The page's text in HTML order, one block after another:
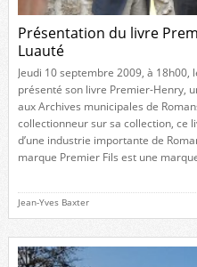
Présentation du livre
Luauté
Jeudi 10 septembre 2009, à 18h00,
présenté son livre Premier-Henry,
aux Archives municipales de
collectionneur sur sa collection, ce
d’une industrie importante de
marque Premier Fils est une
Jean-Yves Baxter